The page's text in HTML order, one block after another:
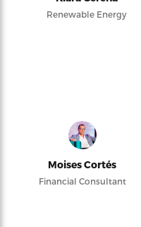
Renewable Energy
Moises Cortés
Financial Consultant